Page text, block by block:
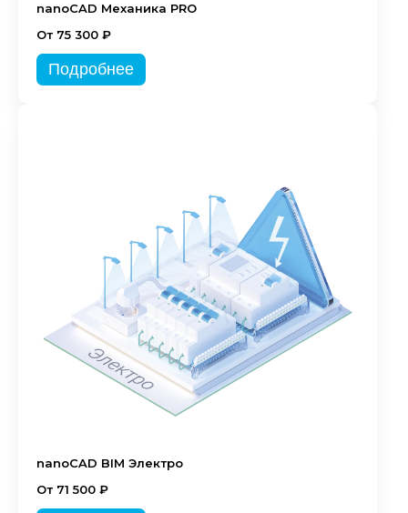
nanoCAD Механика PRO
От 75 300 ₽
Подробнее
nanoCAD BIM Электро
От 71 500 ₽